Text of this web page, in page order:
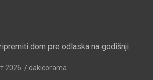
dom pre odlaska na godišnji
2026. dakicorama